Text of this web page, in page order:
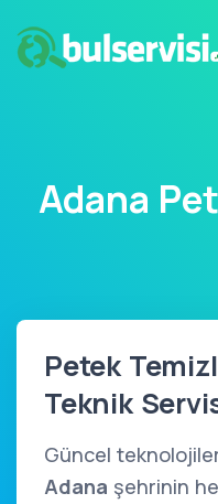
Adana
Petek
Teknik
Güncel
Adana şehrinin